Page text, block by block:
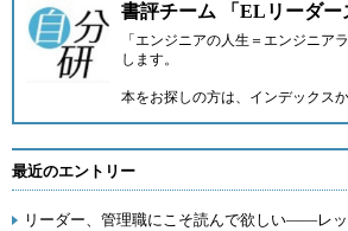
書評チーム 「ELリーダー
「エンジニアの人生＝エンジニア
します。
本をお探しの方は、 インデックス
最近のエントリー
リーダー、管理職にこそ読んで欲しい――レ